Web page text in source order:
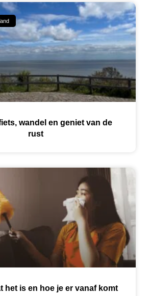
wandel en geniet van de
rust
het is en hoe je er vanaf komt